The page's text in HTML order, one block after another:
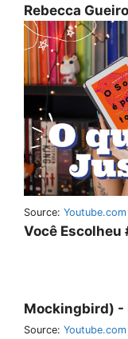
Rebecca
Source: Youtube.com
Você Escolheu
Mockingbird) -
Source: Youtube.com